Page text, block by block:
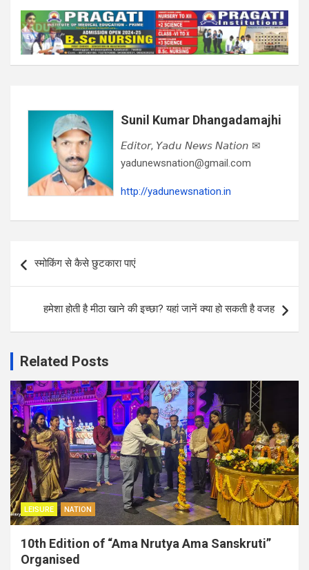
Sunil Kumar Dhangadamajhi
𝘌𝘥𝘪𝘵𝘰𝘳, 𝘠𝘢𝘥𝘶 𝘕𝘦𝘸𝘴 𝘕𝘢𝘵𝘪𝘰𝘯 ✉
yadunewsnation@gmail.com
http://yadunewsnation.in
navigation
स्मोकिंग से कैसे छुटकारा पाएं
हमेशा होती है मीठा खाने की इच्छा? यहां जानें क्या हो सकती है वजह
Related Posts
LEISURE NATION
10th Edition of “Ama Nrutya Ama Sanskruti”
Organised